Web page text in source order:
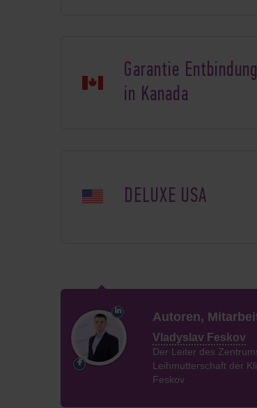
Garantie Entbindung
in Kanada
DELUXE USA
Autoren,
Vladyslav Feskov
Der Leiter des
Leihmutterschaft der
Feskov